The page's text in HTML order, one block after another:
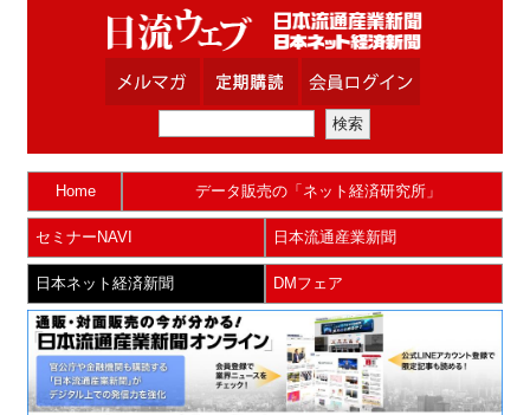
Home データ販売の「ネット経済研究所」
セミナーNAVI 日本流通産業新聞
日本ネット経済新聞 DMフェア